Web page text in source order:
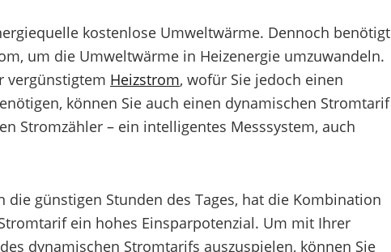
kostenlose Umweltwärme. Dennoch benötigt
um die Umweltwärme in Heizenergie umzuwandeln.
vergünstigtem Heizstrom, wofür Sie jedoch einen
können Sie auch einen dynamischen Stromtarif
Stromzähler – ein intelligentes Messsystem, auch
die günstigen Stunden des Tages, hat die Kombination
ein hohes Einsparpotenzial. Um mit Ihrer
dynamischen Stromtarifs auszuspielen, können Sie